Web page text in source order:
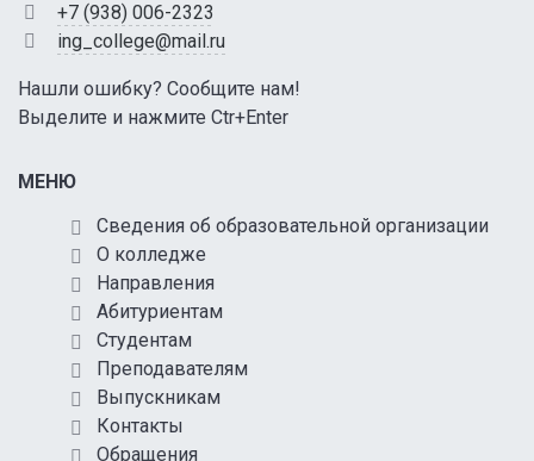
+7 (938) 006-2323
ing_college@mail.ru
Нашли ошибку? Сообщите нам!
Выделите и нажмите Ctr+Enter
МЕНЮ
Сведения об образовательной организации
О колледже
Направления
Абитуриентам
Студентам
Преподавателям
Выпускникам
Контакты
Обращения